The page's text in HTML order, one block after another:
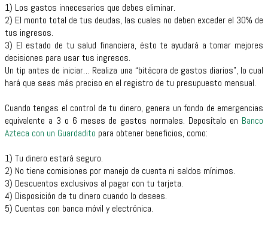
1) Los gastos innecesarios que debes eliminar.
2) El monto total de tus deudas, las cuales no deben exceder el 30% de
tus ingresos.
3) El estado de tu salud financiera, ésto te ayudará a tomar mejores
decisiones para usar tus ingresos.
Un tip antes de iniciar… Realiza una “bitácora de gastos diarios”, lo cual
hará que seas más preciso en el registro de tu presupuesto mensual.
Cuando tengas el control de tu dinero, genera un fondo de emergencias
equivalente a 3 o 6 meses de gastos normales. Deposítalo en Banco
Azteca con un Guardadito para obtener beneficios, como:
1) Tu dinero estará seguro.
2) No tiene comisiones por manejo de cuenta ni saldos mínimos.
3) Descuentos exclusivos al pagar con tu tarjeta.
4) Disposición de tu dinero cuando lo desees.
5) Cuentas con banca móvil y electrónica.